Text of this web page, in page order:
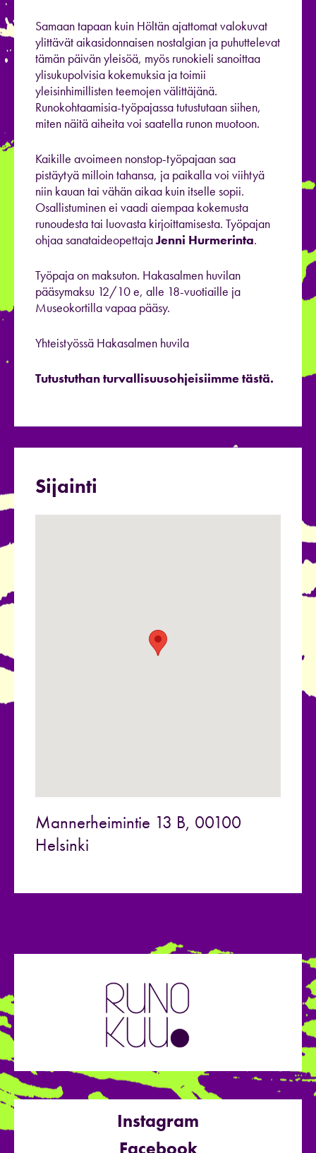
Samaan tapaan kuin Höltän ajattomat valokuvat
ylittävät aikasidonnaisen nostalgian ja puhuttelevat
tämän päivän yleisöä, myös runokieli sanoittaa
ylisukupolvisia kokemuksia ja toimii
yleisinhimillisten teemojen välittäjänä.
Runokohtaamisia-työpajassa tutustutaan siihen,
miten näitä aiheita voi saatella runon muotoon.
Kaikille avoimeen nonstop-työpajaan saa
pistäytyä milloin tahansa, ja paikalla voi viihtyä
niin kauan tai vähän aikaa kuin itselle sopii.
Osallistuminen ei vaadi aiempaa kokemusta
runoudesta tai luovasta kirjoittamisesta. Työpajan
ohjaa sanataideopettajaJenni Hurmerinta.
Työpaja on maksuton. Hakasalmen huvilan
pääsymaksu 12/10 e, alle 18-vuotiaille ja
Museokortilla vapaa pääsy.
Yhteistyössä Hakasalmen huvila
Tutustuthan turvallisuusohjeisiimme tästä.
Sijainti
Mannerheimintie 13 B, 00100
Helsinki
Instagram
Facebook